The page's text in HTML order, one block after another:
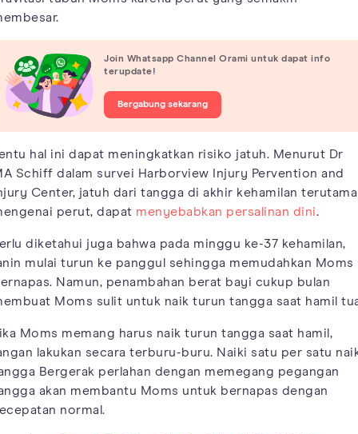
Join Whatsapp Channel Orami untuk dapat info
terupdate!
Bergabung sekarang
hal ini dapat meningkatkan risiko jatuh. Menurut Dr
Schiff dalam survei Harborview Injury Pervention and
Center, jatuh dari tangga di akhir kehamilan terutama
perut, dapat menyebabkan persalinan dini.
diketahui juga bahwa pada minggu ke-37 kehamilan,
mulai turun ke panggul sehingga memudahkan Moms
Namun, penambahan berat bayi cukup bulan
Moms sulit untuk naik turun tangga saat hamil
Moms memang harus naik turun tangga saat hamil,
lakukan secara terburu-buru. Naiki satu per satu
Bergerak perlahan dengan memegang pegangan
akan membantu Moms untuk bernapas dengan
normal.